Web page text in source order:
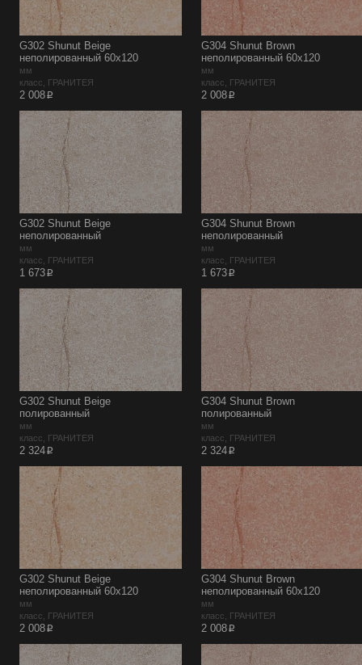
G302 Shunut Beige
неполированный 60х120
мм
класс, ГРАНИТЕЯ
2 008p
G304 Shunut Brown
неполированный 60х120
мм
класс, ГРАНИТЕЯ
2 008p
G302 Shunut Beige
неполированный
мм
класс, ГРАНИТЕЯ
1 673p
G304 Shunut Brown
неполированный
мм
класс, ГРАНИТЕЯ
1 673p
G302 Shunut Beige
полированный
мм
класс, ГРАНИТЕЯ
2 324p
G304 Shunut Brown
полированный
мм
класс, ГРАНИТЕЯ
2 324p
G302 Shunut Beige
неполированный 60х120
мм
класс, ГРАНИТЕЯ
2 008p
G304 Shunut Brown
неполированный 60х120
мм
класс, ГРАНИТЕЯ
2 008p